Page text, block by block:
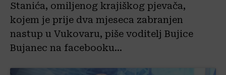
Stanića, omiljenog krajiškog pjevača,
kojem je prije dva mjeseca zabranjen
nastup u Vukovaru, piše voditelj Bujice
Bujanec na facebooku…